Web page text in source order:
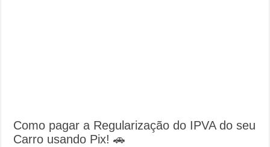
Como pagar a Regularização do IPVA do seu
Carro usando Pix! 🚗